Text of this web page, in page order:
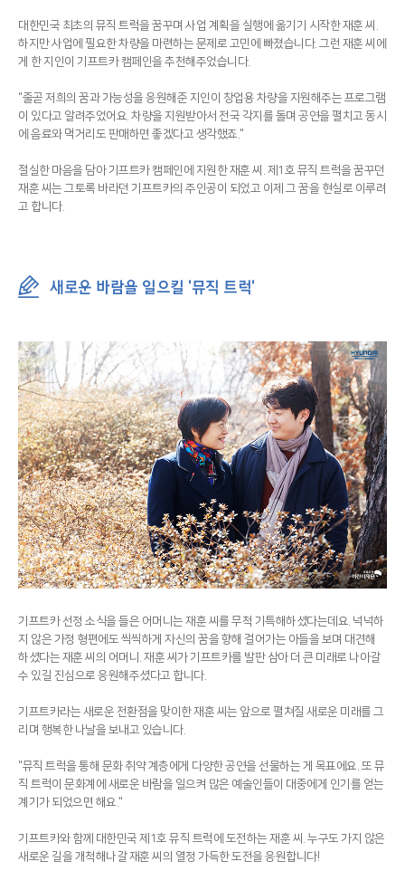
대한민국 최초의 뮤직 트럭을 꿈꾸며 사업 계획을 실행에 옮기기 시작한 재훈 씨.
하지만 사업에 필요한 차량을 마련하는 문제로 고민에 빠졌습니다. 그런 재훈 씨에
게 한 지인이 기프트카 캠페인을 추천해주었습니다.
"줄곧 저희의 꿈과 가능성을 응원해준 지인이 창업용 차량을 지원해주는 프로그램
이 있다고 알려주었어요. 차량을 지원받아서 전국 각지를 돌며 공연을 펼치고 동시
에 음료와 먹거리도 판매하면 좋겠다고 생각했죠."
절실한 마음을 담아 기프트카 캠페인에 지원한 재훈 씨. 제1호 뮤직 트럭을 꿈꾸던
재훈 씨는 그토록 바라던 기프트카의 주인공이 되었고 이제 그 꿈을 현실로 이루려
고 합니다.
새로운 바람을 일으킬 '뮤직 트럭'
기프트카 선정 소식을 들은 어머니는 재훈 씨를 무척 기특해하셨다는데요. 넉넉하
지 않은 가정 형편에도 씩씩하게 자신의 꿈을 향해 걸어가는 아들을 보며 대견해
하셨다는 재훈 씨의 어머니. 재훈 씨가 기프트카를 발판 삼아 더 큰 미래로 나아갈
수 있길 진심으로 응원해주셨다고 합니다.
기프트카라는 새로운 전환점을 맞이한 재훈 씨는 앞으로 펼쳐질 새로운 미래를 그
리며 행복한 나날을 보내고 있습니다.
"뮤직 트럭을 통해 문화 취약 계층에게 다양한 공연을 선물하는 게 목표에요. 또 뮤
직 트럭이 문화계에 새로운 바람을 일으켜 많은 예술인들이 대중에게 인기를 얻는
계기가 되었으면 해요."
기프트카와 함께 대한민국 제1호 뮤직 트럭에 도전하는 재훈 씨. 누구도 가지 않은
새로운 길을 개척해나갈 재훈 씨의 열정 가득한 도전을 응원합니다!